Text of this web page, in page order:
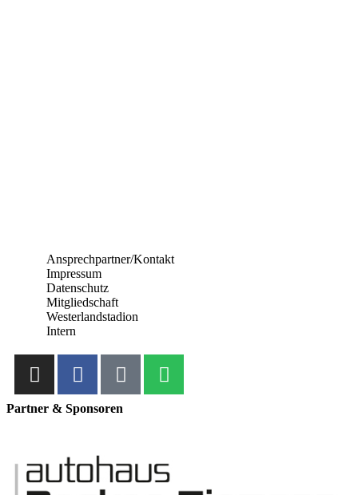
Ansprechpartner/Kontakt
Impressum
Datenschutz
Mitgliedschaft
Westerlandstadion
Intern
Partner & Sponsoren